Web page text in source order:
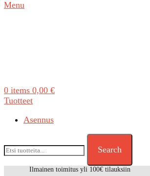
Menu
0 items 0,00 €
Tuotteet
Asennus
Search
Ilmainen toimitus yli 100€ tilauksiin